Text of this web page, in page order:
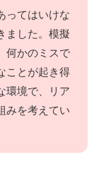
ってはいけな
ました。模擬
何かのミスで
ことが起き得
環境で、リア
みを考えてい